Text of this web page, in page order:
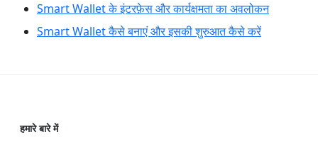
Smart Wallet के इंटरफ़ेस और कार्यक्षमता का अवलोकन
Smart Wallet कैसे बनाएं और इसकी शुरुआत कैसे करें
हमारे बारे में